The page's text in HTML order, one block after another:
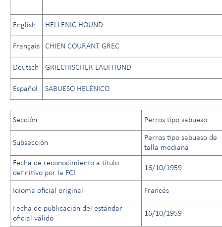
English HELLENIC HOUND
Français CHIEN COURANT GREC
Deutsch GRIECHISCHER LAUFHUND
Español SABUESO HELÉNICO
Sección Perros tipo sabueso
Subsección
Perros tipo sabueso de
talla mediana
Fecha de reconocimiento a título
definitivo por la FCI
16/10/1959
Idioma oficial original Francés
Fecha de publicación del estándar
oficial válido
16/10/1959